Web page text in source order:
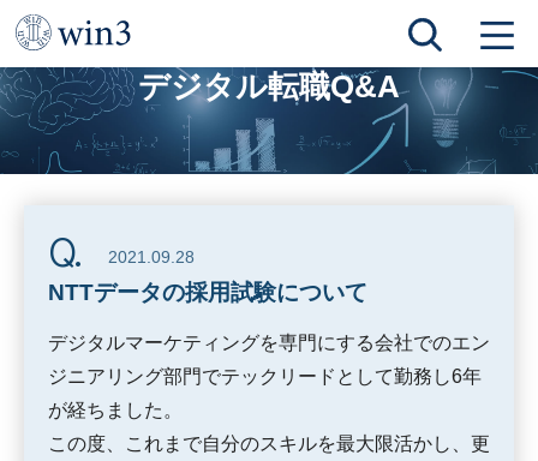
TOP
デジタル転職Q&A
2021.09.28
NTTデータの採用試験について
デジタルマーケティングを専門にする会社でのエン
ジニアリング部門でテックリードとして勤務し6年
が経ちました。
この度、これまで自分のスキルを最大限活かし、更